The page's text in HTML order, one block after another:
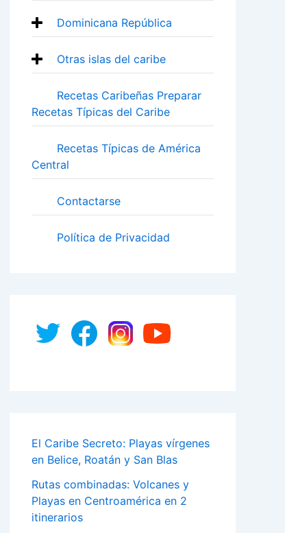
Dominicana República
Otras islas del caribe
Recetas Caribeñas Preparar
Recetas Típicas del Caribe
Recetas Típicas de América
Central
Contactarse
Política de Privacidad
El Caribe Secreto: Playas vírgenes
en Belice, Roatán y San Blas
Rutas combinadas: Volcanes y
Playas en Centroamérica en 2
itinerarios